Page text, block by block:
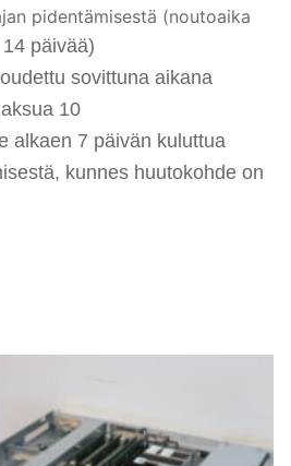
pidentämisestä (noutoaika
päivää)
sovittuna aikana
10
alkaen 7 päivän kuluttua
kunnes huutokohde on